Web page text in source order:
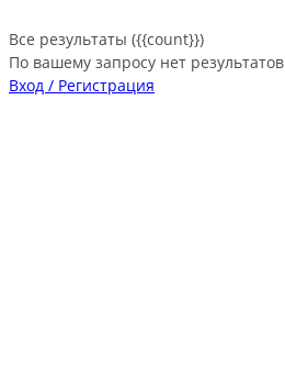
Все результаты ({{count}})
По вашему запросу нет результатов
Вход / Регистрация